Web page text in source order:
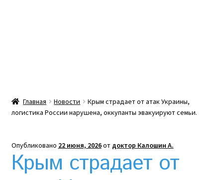
Компания
Контакты
Корзина
Главная Новости
Крым страдает от атак Украины,
логистика России нарушена, оккупанты эвакуируют семьи.
Опубликовано 22 июня, 2026от доктор Калошин А.
Крым страдает от